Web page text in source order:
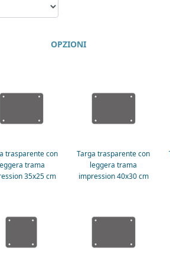
OPZIONI
trasparente con
trama
35x25 cm
Targa trasparente con
leggera trama
impression 40x30 cm